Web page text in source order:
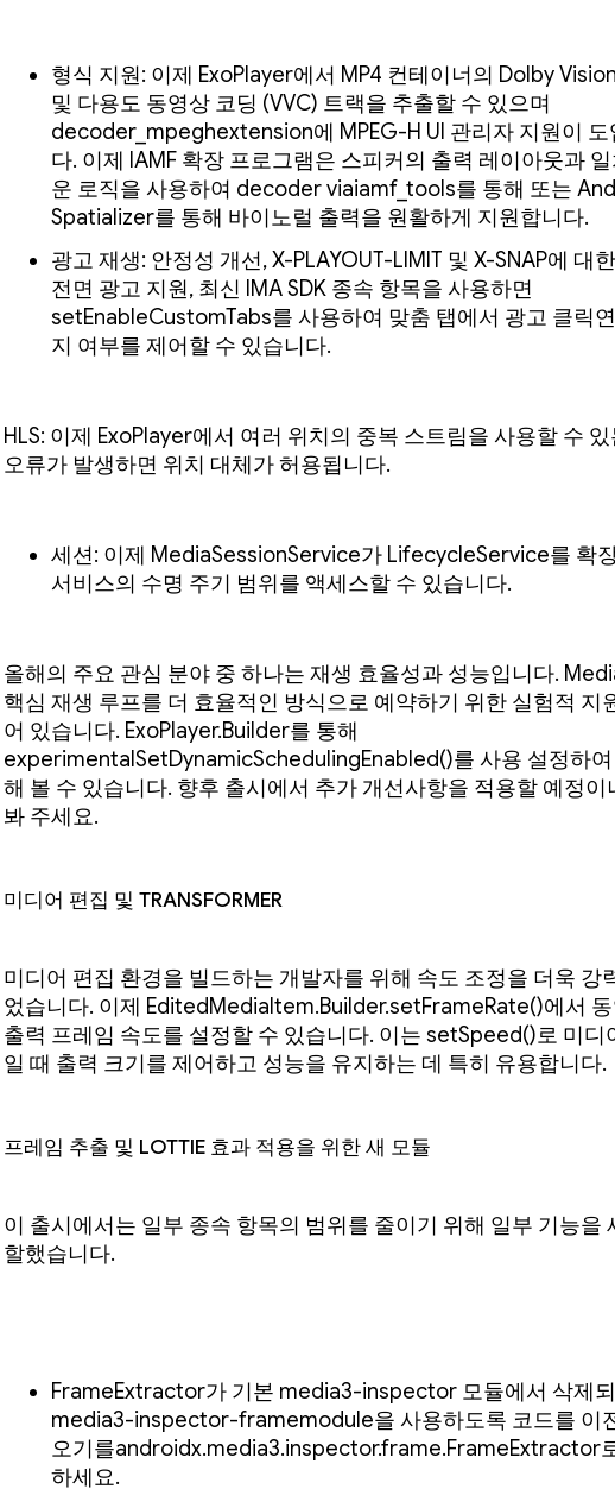
형식 지원: 이제 ExoPlayer에서 MP4 컨테이너의 Dolby
및 다용도 동영상 코딩 (VVC) 트랙을 추출할 수 있으며
decoder_mpeghextension에 MPEG-H UI 관리자 지원이 도
다. 이제 IAMF 확장 프로그램은 스피커의 출력 레이아웃과
운 로직을 사용하여 decoder viaiamf_tools를 통해 또는
Spatializer를 통해 바이노럴 출력을 원활하게 지원합니다.
광고 재생: 안정성 개선, X-PLAYOUT-LIMIT 및 X-SNAP에 대
전면 광고 지원, 최신 IMA SDK 종속 항목을 사용하면
setEnableCustomTabs를 사용하여 맞춤 탭에서 광고 클릭연
지 여부를 제어할 수 있습니다.
HLS: 이제 ExoPlayer에서 여러 위치의 중복 스트림을 사용할 수
오류가 발생하면 위치 대체가 허용됩니다.
세션: 이제 MediaSessionService가 LifecycleService를 확
서비스의 수명 주기 범위를 액세스할 수 있습니다.
올해의 주요 관심 분야 중 하나는 재생 효율성과 성능입니다.
핵심 재생 루프를 더 효율적인 방식으로 예약하기 위한 실험적 지
어 있습니다. ExoPlayer.Builder를 통해
experimentalSetDynamicSchedulingEnabled()를 사용 설정하여
해 볼 수 있습니다. 향후 출시에서 추가 개선사항을 적용할 예정이
봐 주세요.
미디어 편집 및 Transformer
미디어 편집 환경을 빌드하는 개발자를 위해 속도 조정을 더욱 강
었습니다. 이제 EditedMediaItem.Builder.setFrameRate()에서
출력 프레임 속도를 설정할 수 있습니다. 이는 setSpeed()로 미디
일 때 출력 크기를 제어하고 성능을 유지하는 데 특히 유용합니다.
프레임 추출 및 Lottie 효과 적용을 위한 새 모듈
이 출시에서는 일부 종속 항목의 범위를 줄이기 위해 일부 기능을
할했습니다.
FrameExtractor가 기본 media3-inspector 모듈에서 삭제
media3-inspector-framemodule을 사용하도록 코드를 이
오기를androidx.media3.inspector.frame.FrameExtractor
하세요.